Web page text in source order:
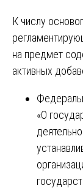
К числу
на предмет
активных
«О